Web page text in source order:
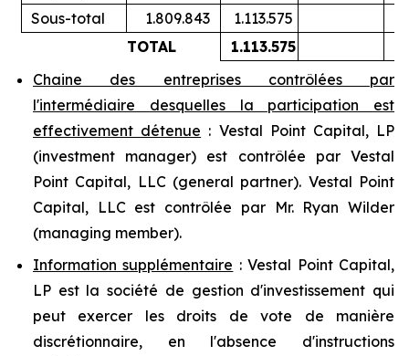
Sous-total 1.809.843
1.113.575
TOTAL
1.113.575
Chaine des entreprises contrôlées par
l'intermédiaire desquelles la participation est
effectivement détenue : Vestal Point Capital, LP
(investment manager) est contrôlée par Vestal
Point Capital, LLC (general partner). Vestal Point
Capital, LLC est contrôlée par Mr. Ryan Wilder
(managing member).
Information supplémentaire : Vestal Point Capital,
LP est la société de gestion d'investissement qui
peut exercer les droits de vote de manière
discrétionnaire, en l'absence d'instructions